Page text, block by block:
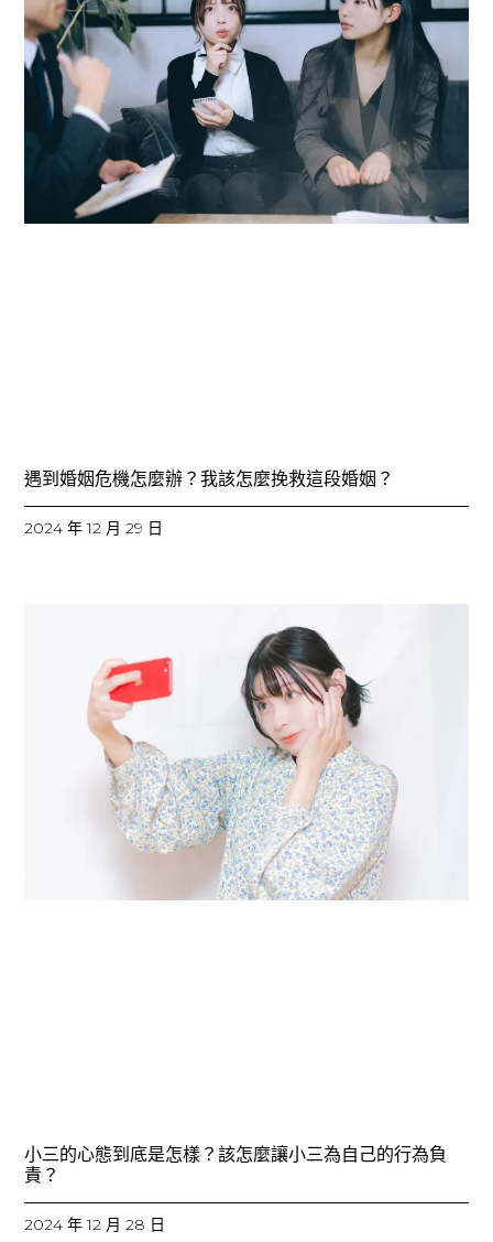
遇到婚姻危機怎麼辦？我該怎麼挽救這段婚姻？
2024 年 12 月 29 日
小三的心態到底是怎樣？該怎麼讓小三為自己的行為負
責？
2024 年 12 月 28 日